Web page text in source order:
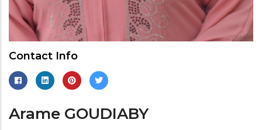
Contact Info
Arame GOUDIABY